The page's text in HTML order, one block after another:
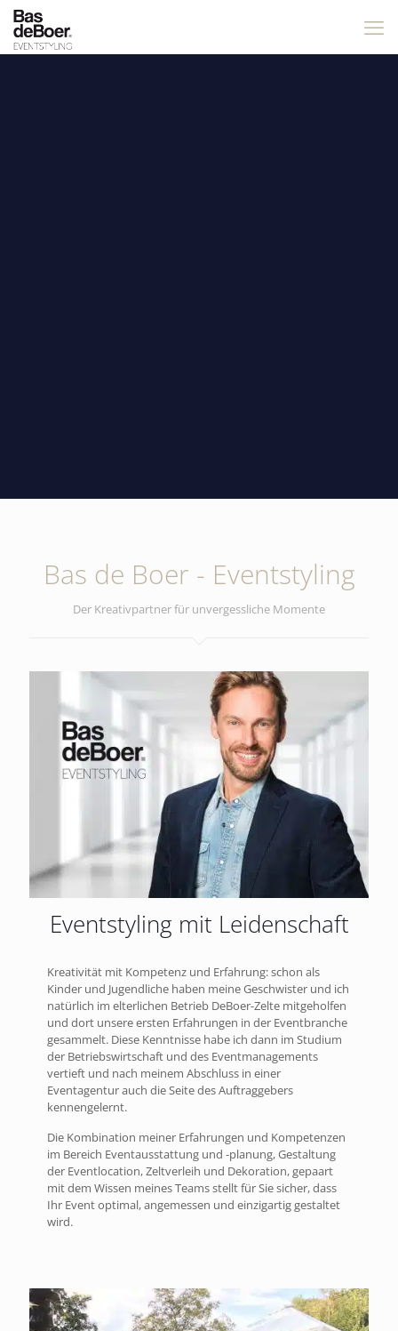
Bas de Boer - Eventstyling
Der Kreativpartner für unvergessliche Momente
Eventstyling mit Leidenschaft
Kreativität mit Kompetenz und Erfahrung: schon als
Kinder und Jugendliche haben meine Geschwister und ich
natürlich im elterlichen Betrieb DeBoer-Zelte mitgeholfen
und dort unsere ersten Erfahrungen in der Eventbranche
gesammelt. Diese Kenntnisse habe ich dann im Studium
der Betriebswirtschaft und des Eventmanagements
vertieft und nach meinem Abschluss in einer
Eventagentur auch die Seite des Auftraggebers
kennengelernt.
Die Kombination meiner Erfahrungen und Kompetenzen
im Bereich Eventausstattung und -planung, Gestaltung
der Eventlocation, Zeltverleih und Dekoration, gepaart
mit dem Wissen meines Teams stellt für Sie sicher, dass
Ihr Event optimal, angemessen und einzigartig gestaltet
wird.